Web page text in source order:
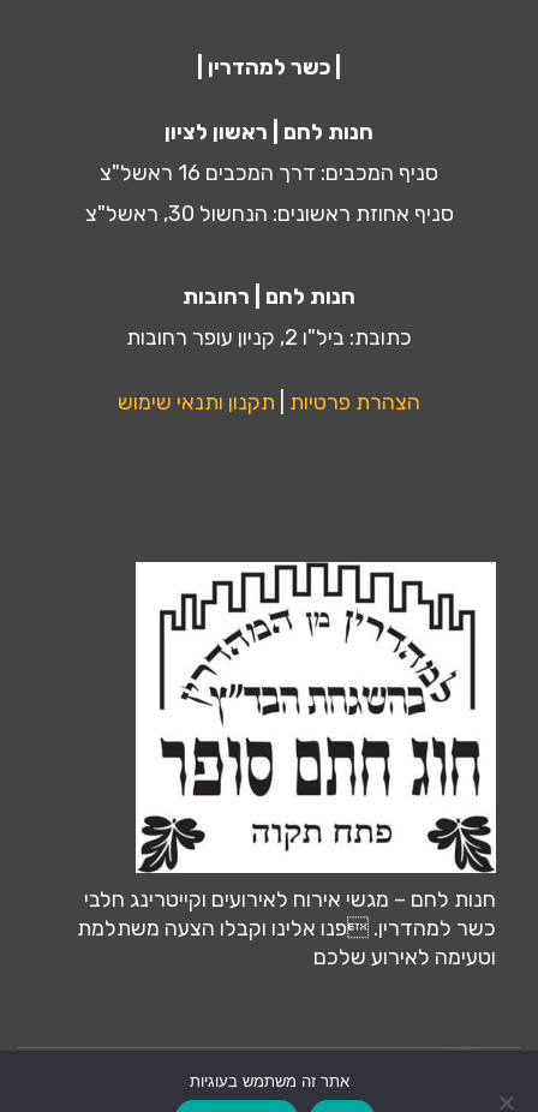
| כשר למהדרין |
חנות לחם | ראשון לציון
סניף המכבים: דרך המכבים 16 ראשל"צ
סניף אחוזת ראשונים: הנחשול 30, ראשל"צ
חנות לחם | רחובות
כתובת: ביל"ו 2, קניון עופר רחובות
הצהרת פרטיות תקנון ותנאי שימוש
חנות לחם – מגשי אירוח לאירועים וקייטרינג חלבי
כשר למהדרין. פנו אלינו וקבלו הצעה משתלמת
וטעימה לאירוע שלכם
אחסון ותחזוקה ע״י:MiliLand.com
אתר זה משתמש בעוגיותצרו קשר